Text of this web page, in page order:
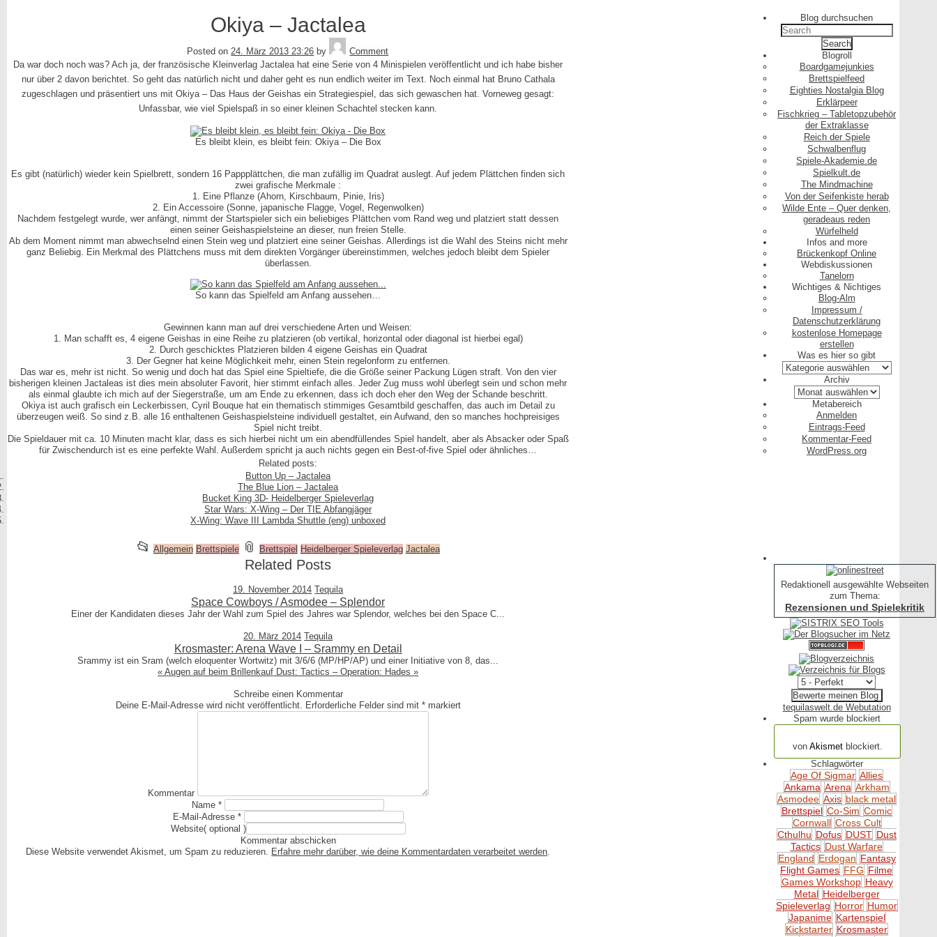
Okiya – Jactalea
Posted on 24. März 2013 23:26 by
Comment
Da war doch noch was? Ach ja, der französische Kleinverlag Jactalea hat eine Serie von 4 Minispielen veröffentlicht und ich habe bisher
nur über 2 davon berichtet. So geht das natürlich nicht und daher geht es nun endlich weiter im Text. Noch einmal hat Bruno Cathala
zugeschlagen und präsentiert uns mit Okiya – Das Haus der Geishas ein Strategiespiel, das sich gewaschen hat. Vorneweg gesagt:
Unfassbar, wie viel Spielspaß in so einer kleinen Schachtel stecken kann.
Es bleibt klein, es bleibt fein: Okiya – Die Box
Es gibt (natürlich) wieder kein Spielbrett, sondern 16 Pappplättchen, die man zufällig im Quadrat auslegt. Auf jedem Plättchen finden sich
zwei grafische Merkmale :
1. Eine Pflanze (Ahorn, Kirschbaum, Pinie, Iris)
2. Ein Accessoire (Sonne, japanische Flagge, Vogel, Regenwolken)
Nachdem festgelegt wurde, wer anfängt, nimmt der Startspieler sich ein beliebiges Plättchen vom Rand weg und platziert statt dessen
einen seiner Geishaspielsteine an dieser, nun freien Stelle.
Ab dem Moment nimmt man abwechselnd einen Stein weg und platziert eine seiner Geishas. Allerdings ist die Wahl des Steins nicht mehr
ganz Beliebig. Ein Merkmal des Plättchens muss mit dem direkten Vorgänger übereinstimmen, welches jedoch bleibt dem Spieler
überlassen.
So kann das Spielfeld am Anfang aussehen…
Gewinnen kann man auf drei verschiedene Arten und Weisen:
1. Man schafft es, 4 eigene Geishas in eine Reihe zu platzieren (ob vertikal, horizontal oder diagonal ist hierbei egal)
2. Durch geschicktes Platzieren bilden 4 eigene Geishas ein Quadrat
3. Der Gegner hat keine Möglichkeit mehr, einen Stein regelonform zu entfernen.
Das war es, mehr ist nicht. So wenig und doch hat das Spiel eine Spieltiefe, die die Größe seiner Packung Lügen straft. Von den vier
bisherigen kleinen Jactaleas ist dies mein absoluter Favorit, hier stimmt einfach alles. Jeder Zug muss wohl überlegt sein und schon mehr
als einmal glaubte ich mich auf der Siegerstraße, um am Ende zu erkennen, dass ich doch eher den Weg der Schande beschritt.
Okiya ist auch grafisch ein Leckerbissen, Cyril Bouque hat ein thematisch stimmiges Gesamtbild geschaffen, das auch im Detail zu
überzeugen weiß. So sind z.B. alle 16 enthaltenen Geishaspielsteine individuell gestaltet, ein Aufwand, den so manches hochpreisiges
Spiel nicht treibt.
Die Spieldauer mit ca. 10 Minuten macht klar, dass es sich hierbei nicht um ein abendfüllendes Spiel handelt, aber als Absacker oder Spaß
für Zwischendurch ist es eine perfekte Wahl. Außerdem spricht ja auch nichts gegen ein Best-of-five Spiel oder ähnliches…
Related posts:
Button Up – Jactalea
The Blue Lion – Jactalea
Bucket King 3D- Heidelberger Spieleverlag
Star Wars: X-Wing – Der TIE Abfangjäger
X-Wing: Wave III Lambda Shuttle (eng) unboxed
📂 This
posted
in
Allgemein Brettspiele 📎 and
tagged
Brettspiel Heidelberger Spieleverlag Jactalea
Related Posts
19. November 2014 Tequila
Space Cowboys / Asmodee – Splendor
Einer der Kandidaten dieses Jahr der Wahl zum Spiel des Jahres war Splendor, welches bei den Space C...
20. März 2014 Tequila
Krosmaster: Arena Wave I – Srammy en Detail
Srammy ist ein Sram (welch eloquenter Wortwitz) mit 3/6/6 (MP/HP/AP) und einer Initiative von 8, das...
« Augen auf beim Brillenkauf Dust: Tactics – Operation: Hades»
Schreibe einen Kommentar
Deine E-Mail-Adresse wird nicht veröffentlicht. Erforderliche Felder sind mit *markiert
Kommentar
Name*
E-Mail-Adresse *
Website( optional )
Diese Website verwendet Akismet, um Spam zu reduzieren. Erfahre mehr darüber, wie deine Kommentardaten verarbeitet werden.
Blog durchsuchen
Search
for:
Blogroll
Boardgamejunkies
Brettspielfeed
Eighties Nostalgia Blog
Erklärpeer
Fischkrieg – Tabletopzubehör
der Extraklasse
Reich der Spiele
Schwalbenflug
Spiele-Akademie.de
Spielkult.de
The Mindmachine
Von der Seifenkiste herab
Wilde Ente – Quer denken,
geradeaus reden
Würfelheld
Infos and more
Brückenkopf Online
Webdiskussionen
Tanelorn
Wichtiges & Nichtiges
Blog-Alm
Impressum /
Datenschutzerklärung
kostenlose Homepage
erstellen
Was es hier so gibt
Was
es
hier
Archiv
Archiv
Metabereich
Anmelden
Eintrags-Feed
Kommentar-Feed
WordPress.org
Redaktionell ausgewählte Webseiten
zum Thema:
Rezensionen und Spielekritik
tequilaswelt.de Webutation
Spam wurde blockiert
von Akismetblockiert.
Schlagwörter
Age Of Sigmar Allies
Ankama Arena Arkham
Asmodee Axis black metal
Brettspiel Co-Sim Comic
Cornwall Cross Cult
Cthulhu Dofus DUST Dust
Tactics Dust Warfare
England Erdogan Fantasy
Flight Games FFG Filme
Games Workshop Heavy
Metal Heidelberger
Spieleverlag Horror Humor
Japanime Kartenspiel
Kickstarter Krosmaster